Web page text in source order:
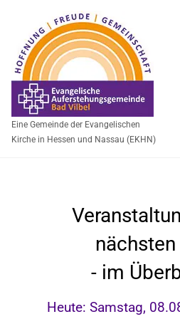
Eine Gemeinde der Evangelischen
Kirche in Hessen und Nassau (EKHN)
nächsten
- im
Heute: Samstag,